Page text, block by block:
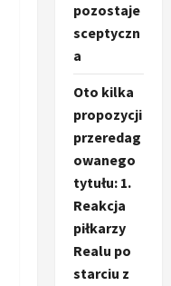
pozostaje
sceptyczn
a
Oto kilka
propozycji
przeredag
owanego
tytułu: 1.
Reakcja
piłkarzy
Realu po
starciu z